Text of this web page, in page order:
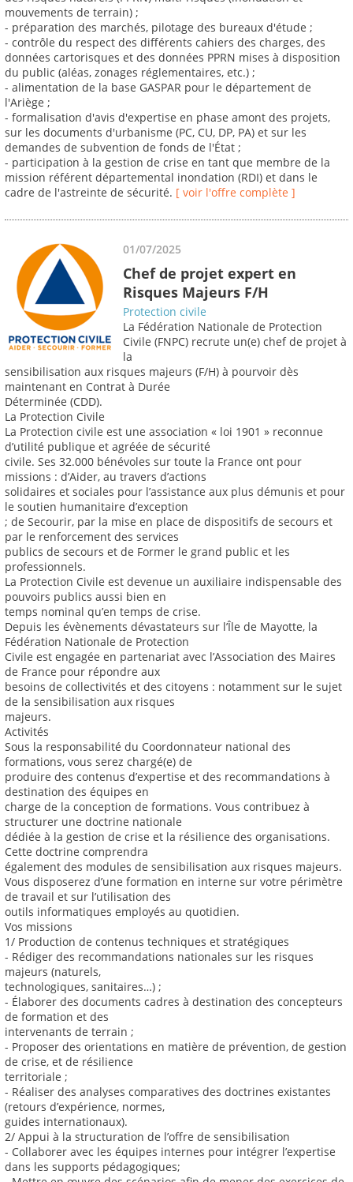
mouvements de terrain) ;
- préparation des marchés, pilotage des bureaux d'étude ;
- contrôle du respect des différents cahiers des charges, des
données cartorisques et des données PPRN mises à disposition
du public (aléas, zonages réglementaires, etc.) ;
- alimentation de la base GASPAR pour le département de
l'Ariège ;
- formalisation d'avis d'expertise en phase amont des projets,
sur les documents d'urbanisme (PC, CU, DP, PA) et sur les
demandes de subvention de fonds de l'État ;
- participation à la gestion de crise en tant que membre de la
mission référent départemental inondation (RDI) et dans le
cadre de l'astreinte de sécurité. [ voir l'offre complète ]
01/07/2025
Chef de projet expert en
Risques Majeurs F/H
Protection civile
La Fédération Nationale de Protection
Civile (FNPC) recrute un(e) chef de projet à
la
sensibilisation aux risques majeurs (F/H) à pourvoir dès
maintenant en Contrat à Durée
Déterminée (CDD).
La Protection Civile
La Protection civile est une association « loi 1901 » reconnue
d’utilité publique et agréée de sécurité
civile. Ses 32.000 bénévoles sur toute la France ont pour
missions : d’Aider, au travers d’actions
solidaires et sociales pour l’assistance aux plus démunis et pour
le soutien humanitaire d’exception
; de Secourir, par la mise en place de dispositifs de secours et
par le renforcement des services
publics de secours et de Former le grand public et les
professionnels.
La Protection Civile est devenue un auxiliaire indispensable des
pouvoirs publics aussi bien en
temps nominal qu’en temps de crise.
Depuis les évènements dévastateurs sur l’Île de Mayotte, la
Fédération Nationale de Protection
Civile est engagée en partenariat avec l’Association des Maires
de France pour répondre aux
besoins de collectivités et des citoyens : notamment sur le sujet
de la sensibilisation aux risques
majeurs.
Activités
Sous la responsabilité du Coordonnateur national des
formations, vous serez chargé(e) de
produire des contenus d’expertise et des recommandations à
destination des équipes en
charge de la conception de formations. Vous contribuez à
structurer une doctrine nationale
dédiée à la gestion de crise et la résilience des organisations.
Cette doctrine comprendra
également des modules de sensibilisation aux risques majeurs.
Vous disposerez d’une formation en interne sur votre périmètre
de travail et sur l’utilisation des
outils informatiques employés au quotidien.
Vos missions
1/ Production de contenus techniques et stratégiques
- Rédiger des recommandations nationales sur les risques
majeurs (naturels,
technologiques, sanitaires…) ;
- Élaborer des documents cadres à destination des concepteurs
de formation et des
intervenants de terrain ;
- Proposer des orientations en matière de prévention, de gestion
de crise, et de résilience
territoriale ;
- Réaliser des analyses comparatives des doctrines existantes
(retours d’expérience, normes,
guides internationaux).
2/ Appui à la structuration de l’offre de sensibilisation
- Collaborer avec les équipes internes pour intégrer l’expertise
dans les supports pédagogiques;